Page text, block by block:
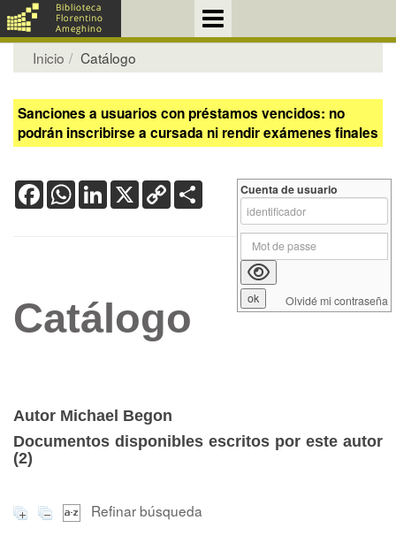
Inicio Catálogo
Sanciones a usuarios con préstamos vencidos: no
podrán inscribirse a cursada ni rendir exámenes finales
FacebookWhatsApp
LinkedIn
X Copy
Link
Catálogo
Autor Michael Begon
Documentos disponibles escritos por este autor
(2)
Refinar búsqueda
Cuenta de usuario
Olvidé mi contraseña